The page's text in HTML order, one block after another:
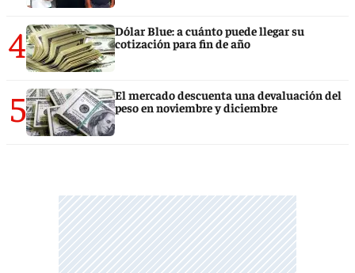
4
Dólar Blue: a cuánto puede llegar su
cotización para fin de año
5
El mercado descuenta una devaluación del
peso en noviembre y diciembre